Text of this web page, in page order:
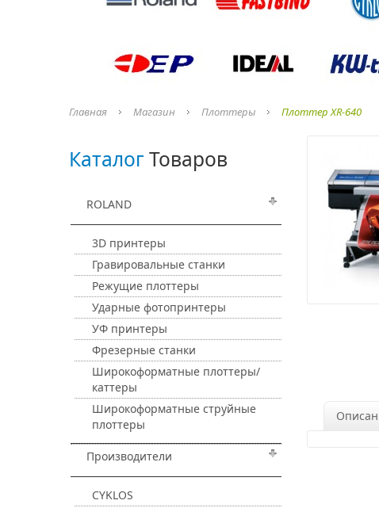
Главная Магазин Плоттеры Плоттер XR-640
КаталогТоваров
ROLAND
3D принтеры
Гравировальные станки
Режущие плоттеры
Ударные фотопринтеры
УФ принтеры
Фрезерные станки
Широкоформатные плоттеры/
каттеры
Широкоформатные струйные
плоттеры
Производители
CYKLOS